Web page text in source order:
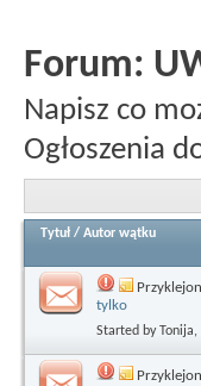
Forum:
Napisz co
Ogłoszenia
Tytuł / Autor wątku
tylko
Started byTonija,